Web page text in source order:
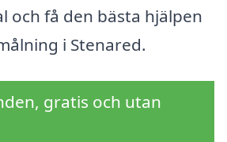
och få den bästa hjälpen
i Stenared.
gratis och utan